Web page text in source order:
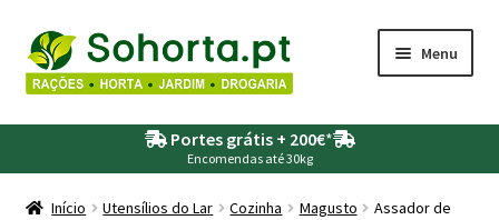
Ir
para
a
navegação
Saltar
para
o
conteúdo
Menu
Agricultura
Portes grátis + 200€*
Encomendas até 30kg
Início Utensílios do Lar Cozinha Magusto
Assador de